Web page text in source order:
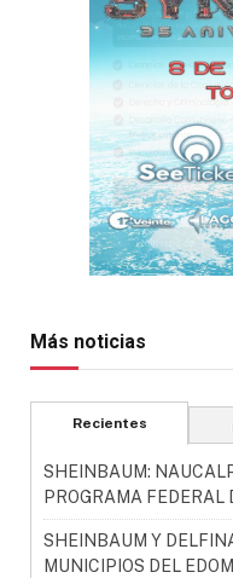
Más noticias
Recientes
SHEINBAUM:
PROGRAMA FEDERAL
SHEINBAUM Y
MUNICIPIOS DEL